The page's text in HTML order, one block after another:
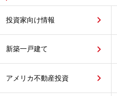
投資家向け情報
新築一戸建て
アメリカ不動産投資